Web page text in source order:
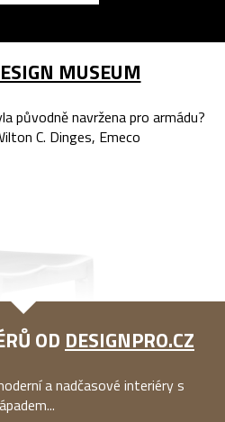
MUSEUM
původně navržena pro armádu?
C. Dinges, Emeco
OD DESIGNPRO.CZ
a nadčasové interiéry s